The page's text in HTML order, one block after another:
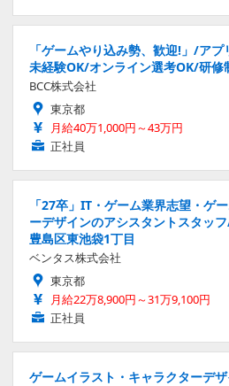
「ゲームやり込み勢、歓迎!」/ア
未経験OK/オンライン選考OK/研修
BCC株式会社
東京都
月給40万1,000円～43万円
正社員
「27卒」IT・ゲーム業界志望・ゲ
ーデザインのアシスタントスタッ
豊島区東池袋1丁目
ベンタス株式会社
東京都
月給22万8,900円～31万9,100円
正社員
ゲームイラスト・キャラクターデ